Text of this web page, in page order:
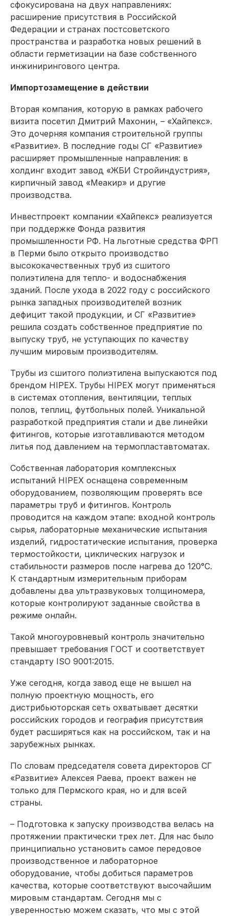
сфокусирована на двух направлениях:
расширение присутствия в Российской
Федерации и странах пост­советского
пространства и разработка новых решений в
области герметизации на базе собственного
инжинирингового центра.
Импортозамещение в действии
Вторая компания, которую в рамках рабочего
визита посетил Дмитрий Махонин, – «Хайпекс».
Это дочерняя компания строительной группы
«Развитие». В последние годы СГ «Развитие»
расширяет промышленные направления: в
холдинг входит завод «ЖБИ Стройиндустрия»,
кирпичный завод «Меакир» и другие
производства.
Инвестпроект компании «Хайпекс» реализуется
при поддержке Фонда развития
промышленности РФ. На льготные средства ФРП
в Перми было открыто производство
высококачественных труб из сшитого
полиэтилена для тепло- и водоснабжения
зданий. После ухода в 2022 году с российского
рынка западных производителей возник
дефицит такой продукции, и СГ «Развитие»
решила создать собственное предприятие по
выпуску труб, не уступающих по качеству
лучшим мировым производителям.
Трубы из сшитого полиэтилена выпускаются под
брендом HIPEX. Трубы HIPEX могут применяться
в системах отопления, вентиляции, теп­лых
полов, теплиц, футбольных полей. Уникальной
разработкой предприятия стали и две линейки
фитингов, которые изготавливаются методом
литья под давлением на термопластавтоматах.
Собственная лаборатория комплексных
испытаний HIPEX оснащена современным
оборудованием, позволяющим проверять все
параметры труб и фитингов. Контроль
проводится на каж­дом этапе: входной контроль
сырья, лабораторные механические испытания
изделий, гидростатические испытания, проверка
термостойкости, циклических нагрузок и
стабильности размеров после нагрева до 120°С.
К стандартным измерительным приборам
добавлены два ультразвуковых толщиномера,
которые контролируют заданные свойства в
режиме онлайн.
Такой многоуровневый контроль значительно
превышает требования ГОСТ и соответствует
стандарту ISO 9001:2015.
Уже сегодня, когда завод еще не вышел на
полную проектную мощность, его
дистрибьюторская сеть охватывает десятки
российских городов и география присутствия
будет расширяться как на российском, так и на
зарубежных рынках.
По словам председателя совета директоров СГ
«Развитие» Алексея Раева, проект важен не
только для Пермского края, но и для всей
страны.
– Подготовка к запуску производства велась на
протяжении практически трех лет. Для нас было
принципиально установить самое передовое
производственное и лабораторное
оборудование, чтобы добиться параметров
качества, которые соответствуют высочайшим
мировым стандартам. Сегодня мы с
уверенностью можем сказать, что мы с этой